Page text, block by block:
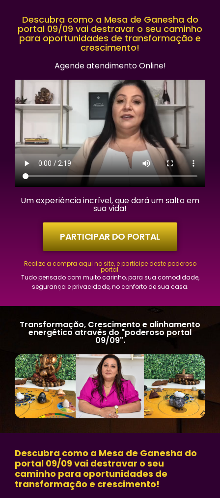
Descubra como a Mesa de Ganesha do
portal 09/09 vai destravar o seu caminho
para oportunidades de transformação e
crescimento!
Agende atendimento Online!
Um experiência incrível, que dará um salto em
sua vida!
PARTICIPAR DO PORTAL
Realize a compra aqui no site, e participe deste poderoso
portal.
Tudo pensado com muito carinho, para sua comodidade,
segurança e privacidade, no conforto de sua casa.
Transformação, Crescimento e alinhamento
energético através do "poderoso portal
09/09".
Descubra como a Mesa de Ganesha do
portal 09/09 vai destravar o seu
caminho para oportunidades de
transformação e crescimento!